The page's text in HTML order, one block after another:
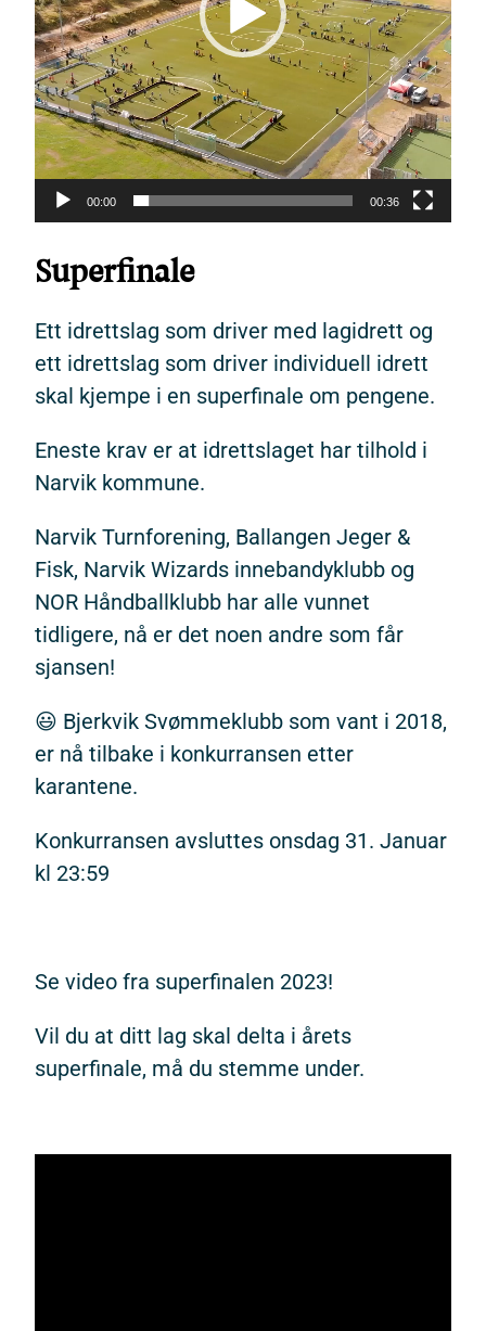
00:00 00:36
Superfinale
Ett idrettslag som driver med lagidrett og
ett idrettslag som driver individuell idrett
skal kjempe i en superfinale om pengene.
Eneste krav er at idrettslaget har tilhold i
Narvik kommune.
Narvik Turnforening, Ballangen Jeger &
Fisk, Narvik Wizards innebandyklubb og
NOR Håndballklubb har alle vunnet
tidligere, nå er det noen andre som får
sjansen!
😃 Bjerkvik Svømmeklubb som vant i 2018,
er nå tilbake i konkurransen etter
karantene.
Konkurransen avsluttes onsdag 31. Januar
kl 23:59
Se video fra superfinalen 2023!
Vil du at ditt lag skal delta i årets
superfinale, må du stemme under.